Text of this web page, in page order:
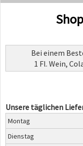
Bei einem
1 Fl. Wein,
Unsere täglichen
Montag
Dienstag